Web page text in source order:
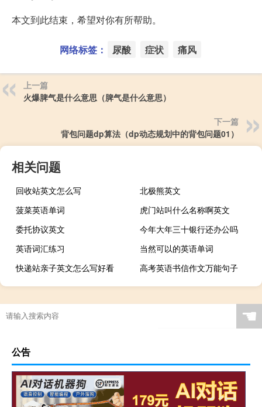
本文到此结束，希望对你有所帮助。
网络标签： 尿酸 症状 痛风
上一篇
火爆脾气是什么意思（脾气是什么意思）
下一篇
背包问题dp算法（dp动态规划中的背包问题01）
相关问题
回收站英文怎么写
北极熊英文
菠菜英语单词
虎门站叫什么名称啊英文
委托协议英文
今年大年三十银行还办公吗
英语词汇练习
当然可以的英语单词
快递站亲子英文怎么写好看
高考英语书信作文万能句子
☚
公告